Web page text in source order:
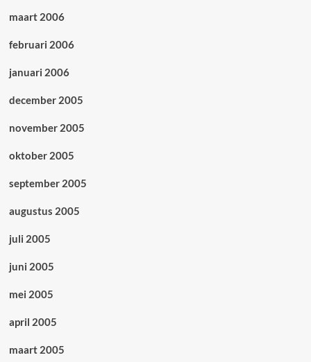
maart 2006
februari 2006
januari 2006
december 2005
november 2005
oktober 2005
september 2005
augustus 2005
juli 2005
juni 2005
mei 2005
april 2005
maart 2005